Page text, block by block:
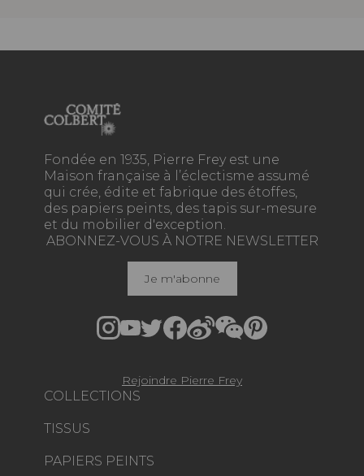
Fondée en 1935, Pierre Frey est une
Maison française à l’éclectisme assumé
qui crée, édite et fabrique des étoffes,
des papiers peints, des tapis sur-mesure
et du mobilier d'exception.
COLLECTIONS
TISSUS
PAPIERS PEINTS
ABONNEZ-VOUS À NOTRE NEWSLETTER
Je m'abonne
Rejoindre Pierre Frey